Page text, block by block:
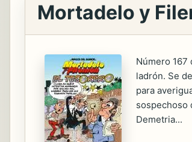
Mortadelo y
Número 167
ladrón. Se
para
sospechoso
Demetria...